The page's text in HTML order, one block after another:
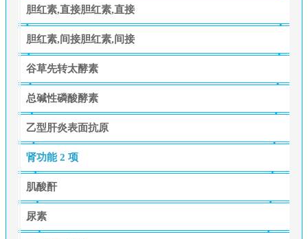
胆红素,直接胆红素,直接
胆红素,间接胆红素,间接
谷草先转太酵素
总碱性磷酸酵素
乙型肝炎表面抗原
肾功能 2 项
肌酸酐
尿素